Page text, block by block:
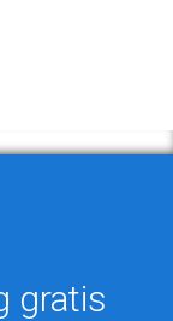
gratis